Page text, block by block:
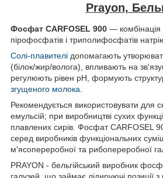
Prayon,
Фосфат CARFOSEL 900 — комбінація
пірофосфатів і триполифосфатів
Солі-плавителі допомагають
(білок/жир/волога), впливають на
регулюють рівен рН, формують
згущеного молока
Рекомендується використовувати для
емульсій; при виробництві сухих
плавлених сирів. Фосфат CARFOSEL
серед виробників функціональних
м'ясопереробної та рибопереробної
PRAYON - бельгійський виробник